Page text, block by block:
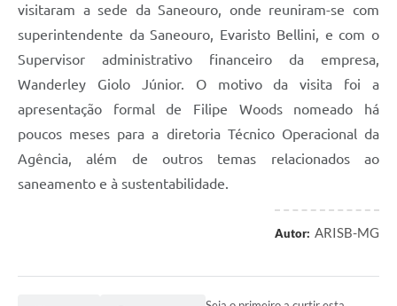
visitaram a sede da Saneouro, onde reuniram-se com
superintendente da Saneouro, Evaristo Bellini, e com o
Supervisor administrativo financeiro da empresa,
Wanderley Giolo Júnior. O motivo da visita foi a
apresentação formal de Filipe Woods nomeado há
poucos meses para a diretoria Técnico Operacional da
Agência, além de outros temas relacionados ao
saneamento e à sustentabilidade.
Autor: ARISB-MG